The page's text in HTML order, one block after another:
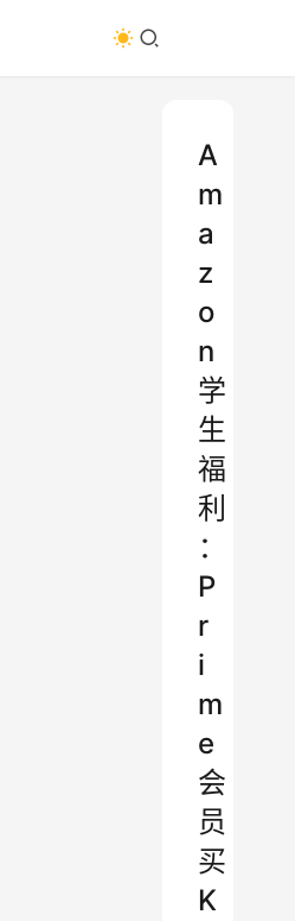
A
m
a
z
o
n
学
生
福
利
：
P
r
i
m
e
会
员
买
K